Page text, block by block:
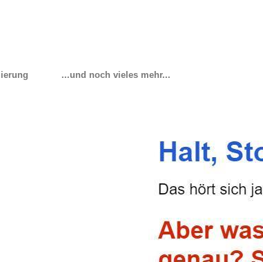
...und noch vieles mehr...